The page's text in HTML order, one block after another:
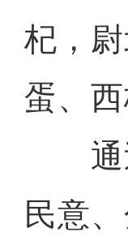
杞，
蛋、
通过
民意